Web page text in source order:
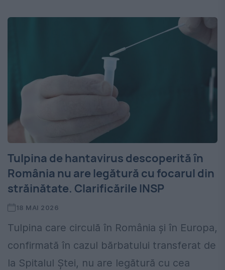
Tulpina de hantavirus descoperită în
România nu are legătură cu focarul din
străinătate. Clarificările INSP
18 MAI 2026
Tulpina care circulă în România și în Europa,
confirmată în cazul bărbatului transferat de
la Spitalul Ștei, nu are legătură cu cea